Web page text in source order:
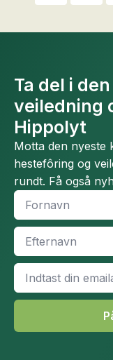
Ta del i
veiledning
Hippolyt
Motta den nyeste
hestefôring og
rundt. Få også
Fornavn
Efternavn
Email